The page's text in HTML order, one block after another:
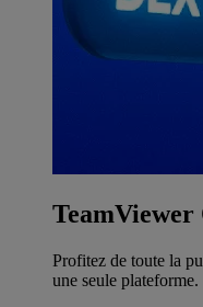
TeamViewer
Profitez de toute la
une seule plateforme.